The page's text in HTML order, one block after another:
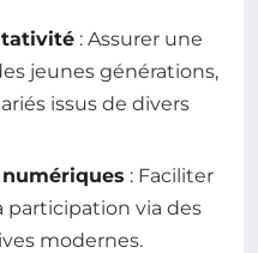
: Assurer une
jeunes générations,
issus de divers
: Faciliter
via des
modernes.